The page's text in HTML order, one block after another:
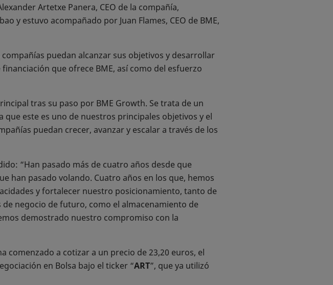
Artetxe Panera, CEO de la compañía,
y estuvo acompañado por Juan Flames, CEO de BME,
puedan alcanzar sus objetivos y desarrollar
que ofrece BME, así como del esfuerzo
tras su paso por BME Growth. Se trata de un
este es uno de nuestros principales objetivos y el
puedan crecer, avanzar y escalar a través de los
“Han pasado más de cuatro años desde que
han pasado volando. Cuatro años en los que, hemos
y fortalecer nuestro posicionamiento, tanto de
negocio de futuro, como el almacenamiento de
demostrado nuestro compromiso con la
comenzado a cotizar a un precio de 23,20 euros, el
en Bolsa bajo el ticker “ART”, que ya utilizó